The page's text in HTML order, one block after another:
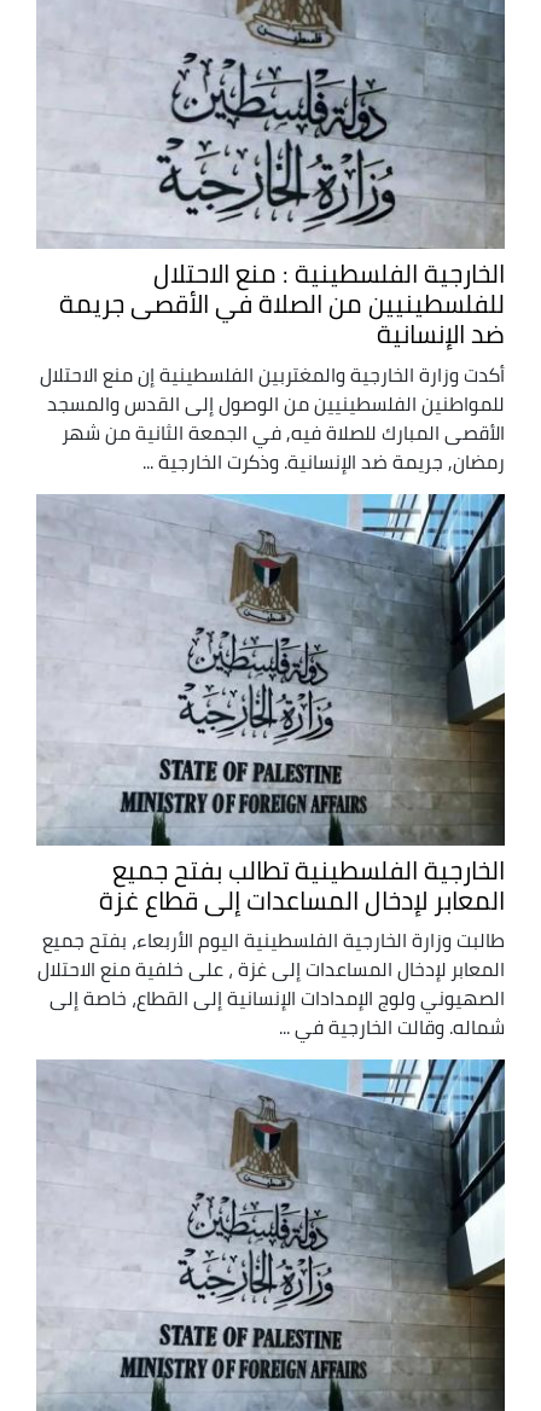
الخارجية الفلسطينية : منع الاحتلال
للفلسطينيين من الصلاة في الأقصى جريمة
ضد الإنسانية
أكدت وزارة الخارجية والمغتربين الفلسطينية إن منع الاحتلال
للمواطنين الفلسطينيين من الوصول إلى القدس والمسجد
الأقصى المبارك للصلاة فيه, في الجمعة الثانية من شهر
رمضان, جريمة ضد الإنسانية. وذكرت الخارجية ...
الخارجية الفلسطينية تطالب بفتح جميع
المعابر لإدخال المساعدات إلى قطاع غزة
طالبت وزارة الخارجية الفلسطينية اليوم الأربعاء، بفتح جميع
المعابر لإدخال المساعدات إلى غزة ، على خلفية منع الاحتلال
الصهيوني ولوج الإمدادات الإنسانية إلى القطاع، خاصة إلى
شماله. وقالت الخارجية في ...